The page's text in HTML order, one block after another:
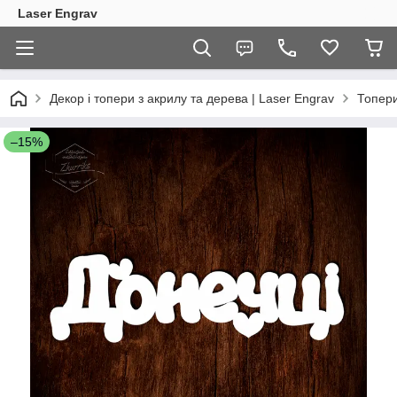
Laser Engrav
Декор і топери з акрилу та дерева | Laser Engrav
–15%